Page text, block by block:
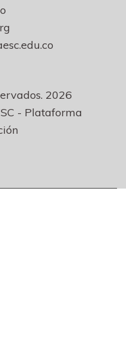
2026
- Plataforma